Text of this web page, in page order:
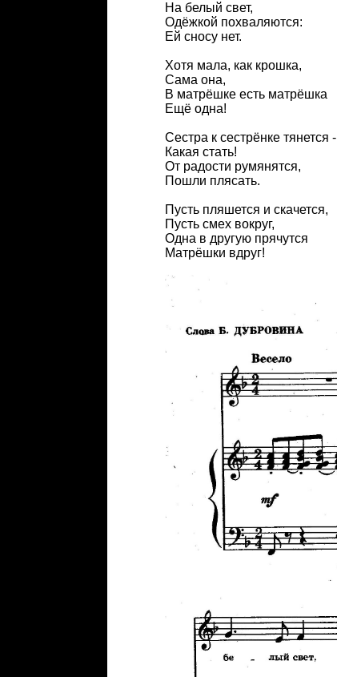
На белый свет,
Одёжкой похваляются:
Ей сносу нет.
Хотя мала, как крошка,
Сама она,
В матрёшке есть матрёшка
Ещё одна!
Сестра к сестрёнке тянется -
Какая стать!
От радости румянятся,
Пошли плясать.
Пусть пляшется и скачется,
Пусть смех вокруг,
Одна в другую прячутся
Матрёшки вдруг!